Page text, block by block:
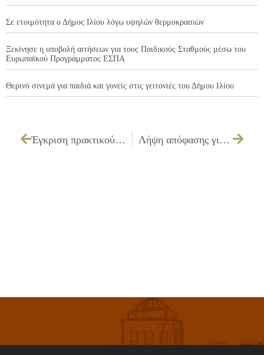
Σε ετοιμότητα ο Δήμος Ιλίου λόγω υψηλών θερμοκρασιών
Ξεκίνησε η υποβολή αιτήσεων για τους Παιδικούς Σταθμούς μέσω του
Ευρωπαϊκού Προγράμματος ΕΣΠΑ
Θερινό σινεμά για παιδιά και γονείς στις γειτονιές του Δήμου Ιλίου
Έγκριση πρακτικού δημοπρασίας της επιτροπής διενέργειας του διαγωνισμού για την «Προμήθεια τριών (3) αναρροφητικών μηχανοκίνητων σαρώθρων» Λήψη απόφασης για χορήγηση αδειών ίδρυσης & λειτουργίας καταστημάτων υγειονομικού ενδιαφέροντος